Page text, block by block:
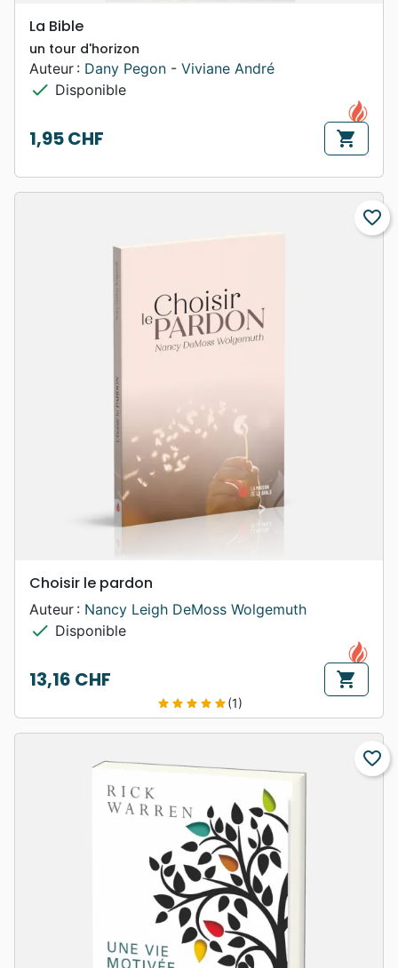
La Bible
un tour d'horizon
Auteur : Dany Pegon - Viviane André
check Disponible
Prix
1,95 CHF shopping_cart
favorite_border
Choisir le pardon
Auteur : Nancy Leigh DeMoss Wolgemuth
check Disponible
Prix
13,16 CHF shopping_cart
star star star star star(1)
favorite_border